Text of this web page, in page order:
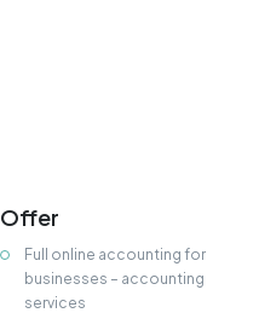
Offer
Full online accounting for
businesses – accounting
services